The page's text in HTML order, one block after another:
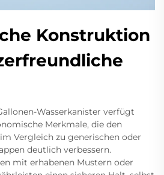
Konstruktion
Wasserkanister verfügt
Merkmale, die den
Vergleich zu generischen oder
deutlich verbessern.
mit erhabenen Mustern oder